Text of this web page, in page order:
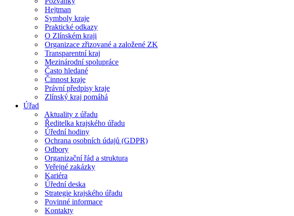
Hejtman
Symboly kraje
Praktické odkazy
O Zlínském kraji
Organizace zřizované a založené ZK
Transparentní kraj
Mezinárodní spolupráce
Často hledané
Činnost kraje
Právní předpisy kraje
Zlínský kraj pomáhá
Úřad
Aktuality z úřadu
Ředitelka krajského úřadu
Úřední hodiny
Ochrana osobních údajů (GDPR)
Odbory
Organizační řád a struktura
Veřejné zakázky
Kariéra
Úřední deska
Strategie krajského úřadu
Povinné informace
Kontakty